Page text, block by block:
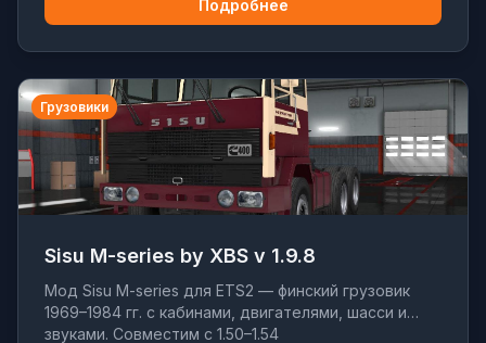
Подробнее
Грузовики
Sisu M-series by XBS v 1.9.8
Мод Sisu M-series для ETS2 — финский грузовик
1969–1984 гг. с кабинами, двигателями, шасси и
звуками. Совместим с 1.50–1.54